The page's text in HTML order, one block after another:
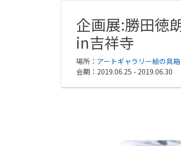
企画展:勝田徳
in吉祥寺
場所： アートギャラリー絵の具箱
会期：2019.06.25 - 2019.06.30